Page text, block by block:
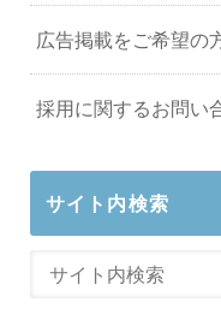
広告掲載をご希望の
採用に関するお問い
サイト内検索